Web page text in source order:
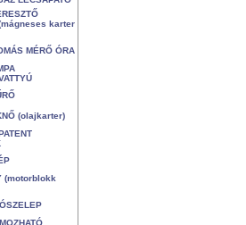
karter
MÉRŐ ÓRA
(olajkarter)
(motorblokk